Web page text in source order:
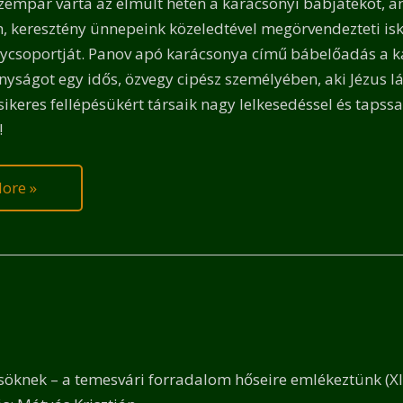
keresztény ünnepeink közeledtével megörvendezteti
Panov apó karácsonya című bábelőadás a
egy idős, özvegy cipész személyében, aki Jézus
fellépésükért társaik nagy lelkesedéssel és
»
– a temesvári forradalom hőseire emlékeztünk